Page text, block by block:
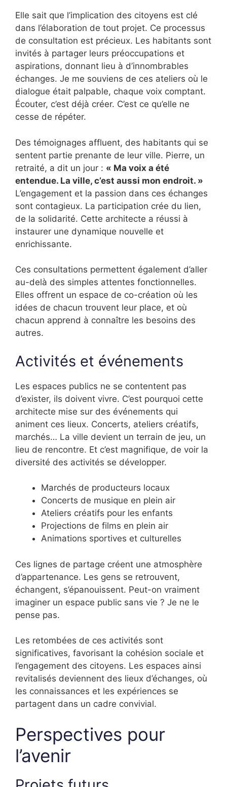
Elle sait que l’implication des citoyens est clé
dans l’élaboration de tout projet. Ce processus
de consultation est précieux. Les habitants sont
invités à partager leurs préoccupations et
aspirations, donnant lieu à d’innombrables
échanges. Je me souviens de ces ateliers où le
dialogue était palpable, chaque voix comptant.
Écouter, c’est déjà créer. C’est ce qu’elle ne
cesse de répéter.
Des témoignages affluent, des habitants qui se
sentent partie prenante de leur ville. Pierre, un
retraité, a dit un jour : « Ma voix a été
entendue. La ville, c’est aussi mon endroit. »
L’engagement et la passion dans ces échanges
sont contagieux. La participation crée du lien,
de la solidarité. Cette architecte a réussi à
instaurer une dynamique nouvelle et
enrichissante.
Ces consultations permettent également d’aller
au-delà des simples attentes fonctionnelles.
Elles offrent un espace de co-création où les
idées de chacun trouvent leur place, et où
chacun apprend à connaître les besoins des
autres.
Activités et événements
Les espaces publics ne se contentent pas
d’exister, ils doivent vivre. C’est pourquoi cette
architecte mise sur des événements qui
animent ces lieux. Concerts, ateliers créatifs,
marchés… La ville devient un terrain de jeu, un
lieu de rencontre. Et c’est magnifique, de voir la
diversité des activités se développer.
Marchés de producteurs locaux
Concerts de musique en plein air
Ateliers créatifs pour les enfants
Projections de films en plein air
Animations sportives et culturelles
Ces lignes de partage créent une atmosphère
d’appartenance. Les gens se retrouvent,
échangent, s’épanouissent. Peut-on vraiment
imaginer un espace public sans vie ? Je ne le
pense pas.
Les retombées de ces activités sont
significatives, favorisant la cohésion sociale et
l’engagement des citoyens. Les espaces ainsi
revitalisés deviennent des lieux d’échanges, où
les connaissances et les expériences se
partagent dans un cadre convivial.
Perspectives pour
l’avenir